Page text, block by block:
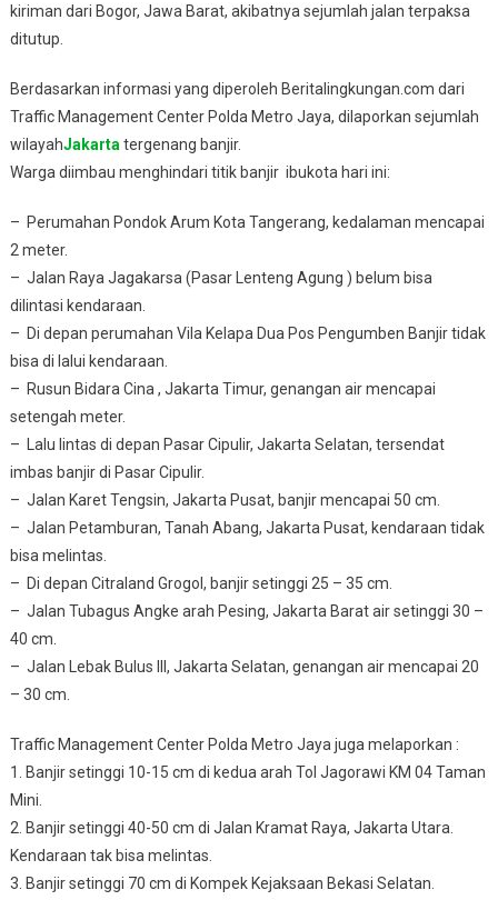
kiriman dari Bogor, Jawa Barat, akibatnya sejumlah jalan terpaksa
ditutup.
Berdasarkan informasi yang diperoleh Beritalingkungan.com dari
Traffic Management Center Polda Metro Jaya, dilaporkan sejumlah
wilayahJakarta tergenang banjir.
Warga diimbau menghindari titik banjir ibukota hari ini:
– Perumahan Pondok Arum Kota Tangerang, kedalaman mencapai
2 meter.
– Jalan Raya Jagakarsa (Pasar Lenteng Agung ) belum bisa
dilintasi kendaraan.
– Di depan perumahan Vila Kelapa Dua Pos Pengumben Banjir tidak
bisa di lalui kendaraan.
– Rusun Bidara Cina , Jakarta Timur, genangan air mencapai
setengah meter.
– Lalu lintas di depan Pasar Cipulir, Jakarta Selatan, tersendat
imbas banjir di Pasar Cipulir.
– Jalan Karet Tengsin, Jakarta Pusat, banjir mencapai 50 cm.
– Jalan Petamburan, Tanah Abang, Jakarta Pusat, kendaraan tidak
bisa melintas.
– Di depan Citraland Grogol, banjir setinggi 25 – 35 cm.
– Jalan Tubagus Angke arah Pesing, Jakarta Barat air setinggi 30 –
40 cm.
– Jalan Lebak Bulus III, Jakarta Selatan, genangan air mencapai 20
– 30 cm.
Traffic Management Center Polda Metro Jaya juga melaporkan :
1. Banjir setinggi 10-15 cm di kedua arah Tol Jagorawi KM 04 Taman
Mini.
2. Banjir setinggi 40-50 cm di Jalan Kramat Raya, Jakarta Utara.
Kendaraan tak bisa melintas.
3. Banjir setinggi 70 cm di Kompek Kejaksaan Bekasi Selatan.